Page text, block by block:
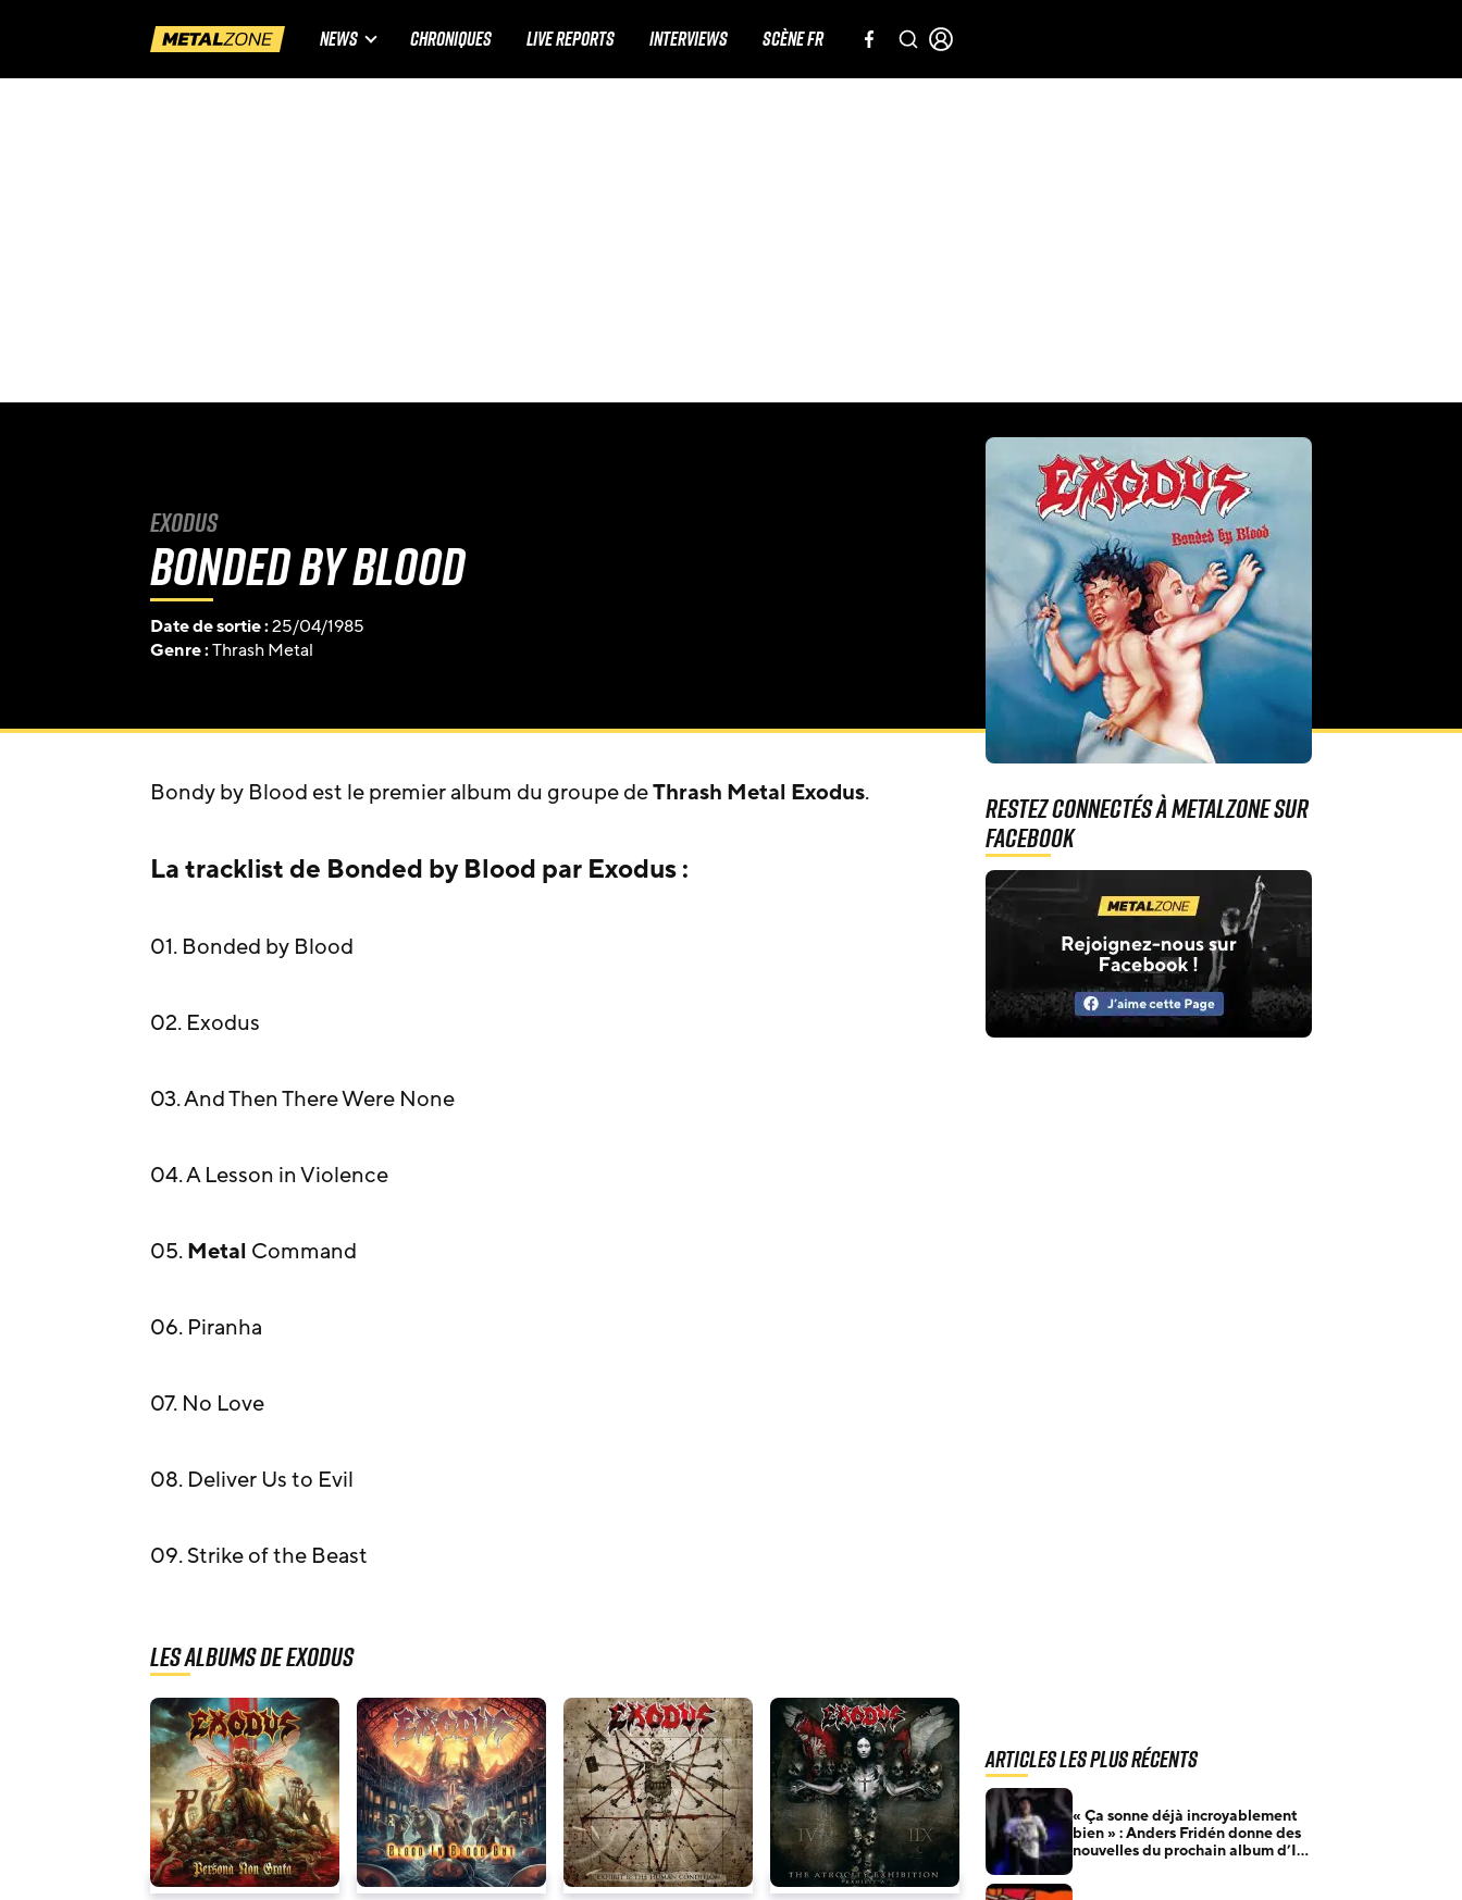
NEWS CHRONIQUES LIVE REPORTS INTERVIEWS SCÈNE FR
Exodus
Bonded by Blood
Date de sortie :25/04/1985
Genre :Thrash Metal
Bondy by Blood est le premier album du groupe deThrash Metal Exodus.
La tracklist de Bonded by Blood par Exodus :
01. Bonded by Blood
02. Exodus
03. And Then There Were None
04. A Lesson in Violence
05.Metal Command
06. Piranha
07. No Love
08. Deliver Us to Evil
09. Strike of the Beast
Les albums de Exodus
Restez connectés à MetalZone sur
Facebook
Articles les plus récents
« Ça sonne déjà incroyablement
bien » : Anders Fridén donne des
nouvelles du prochain album d’In